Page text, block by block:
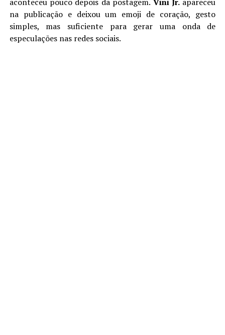
na publicação e deixou um emoji de coração, gesto
simples, mas suficiente para gerar uma onda de
especulações nas redes sociais.